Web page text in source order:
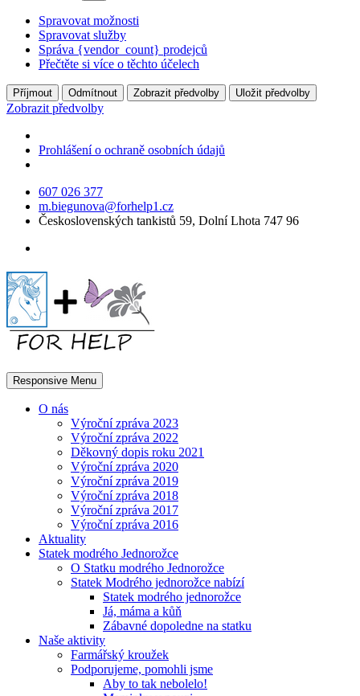
Spravovat možnosti
Spravovat služby
Správa {vendor_count} prodejců
Přečtěte si více o těchto účelech
Příjmout Odmítnout Zobrazit předvolby Uložit předvolby
Zobrazit předvolby
Prohlášení o ochraně osobních údajů
607 026 377
m.biegunova@forhelp1.cz
Československých tankistů 59, Dolní Lhota 747 96
Responsive Menu
O nás
Výroční zpráva 2023
Výroční zpráva 2022
Děkovný dopis roku 2021
Výroční zpráva 2020
Výroční zpráva 2019
Výroční zpráva 2018
Výroční zpráva 2017
Výroční zpráva 2016
Aktuality
Statek modrého Jednorožce
O Statku modrého Jednorožce
Statek Modrého jednorožce nabízí
Statek modrého jednorožce
Já, máma a kůň
Zábavné dopoledne na statku
Naše aktivity
Farmářský kroužek
Podporujeme, pomohli jsme
Aby to tak nebolelo!